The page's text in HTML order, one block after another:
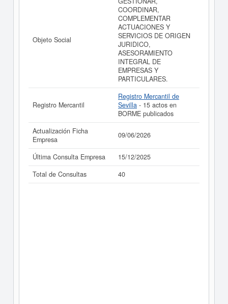
balances y cuentas de resultados disponibles.
La última actualización del informe de empresa se ha
realizado el 09/06/2026.
Objeto Social
COORDINAR,
COMPLEMENTAR
ACTUACIONES Y
SERVICIOS DE ORIGEN
JURIDICO,
ASESORAMIENTO
INTEGRAL DE
EMPRESAS Y
PARTICULARES.
Registro Mercantil
Registro Mercantil de
Sevilla - 15 actos en
BORME publicados
Actualización Ficha
Empresa
09/06/2026
Última Consulta Empresa
15/12/2025
Total de Consultas
40